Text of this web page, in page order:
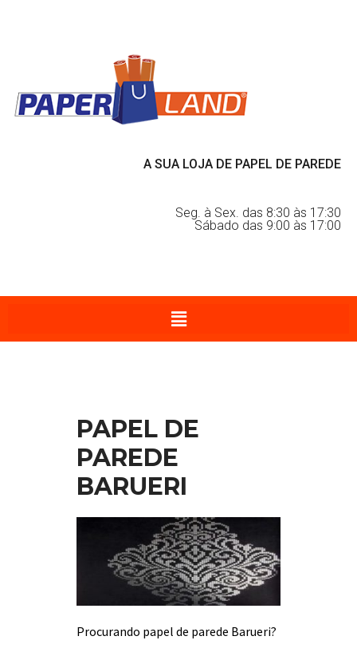
A SUA LOJA DE PAPEL DE PAREDE
Seg. à Sex. das 8:30 às 17:30
Sábado das 9:00 às 17:00
PAPEL DE
PAREDE
BARUERI
Procurando papel de parede Barueri?